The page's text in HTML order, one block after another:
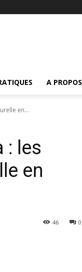
A PROPOS
en...
: les
en
0
46